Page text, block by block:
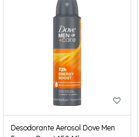
Desodorante Aerosol Dove Men